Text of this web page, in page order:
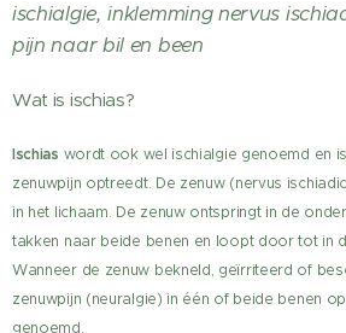
ischialgie, inklemming nervus
pijn naar bil en been
Wat is ischias?
Ischias wordt ook wel ischialgie genoemd en
zenuwpijn optreedt. De zenuw (nervus
in het lichaam. De zenuw ontspringt in de
takken naar beide benen en loopt door tot in
Wanneer de zenuw bekneld, geïrriteerd of
zenuwpijn (neuralgie) in één of beide benen
genoemd.